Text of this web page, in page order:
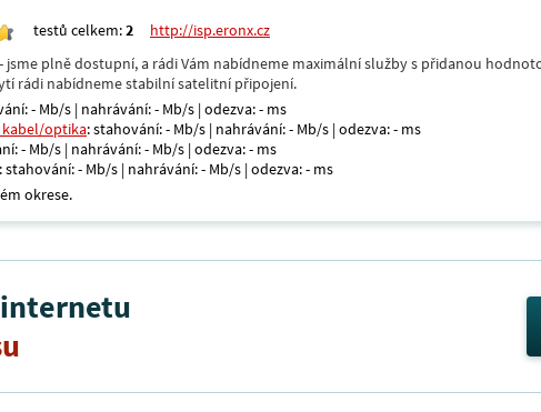
testů celkem:2
http://isp.eronx.cz
jsme plně dostupní, a rádi Vám nabídneme maximální služby s přidanou
rádi nabídneme stabilní satelitní připojení.
- Mb/s | nahrávání: - Mb/s | odezva: - ms
kabel/optika: stahování: - Mb/s | nahrávání: - Mb/s | odezva: - ms
- Mb/s | nahrávání: - Mb/s | odezva: - ms
: stahování: - Mb/s | nahrávání: - Mb/s | odezva: - ms
okrese.